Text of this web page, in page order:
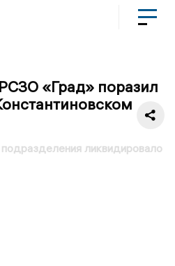
«Град» поразил
ликвидировало